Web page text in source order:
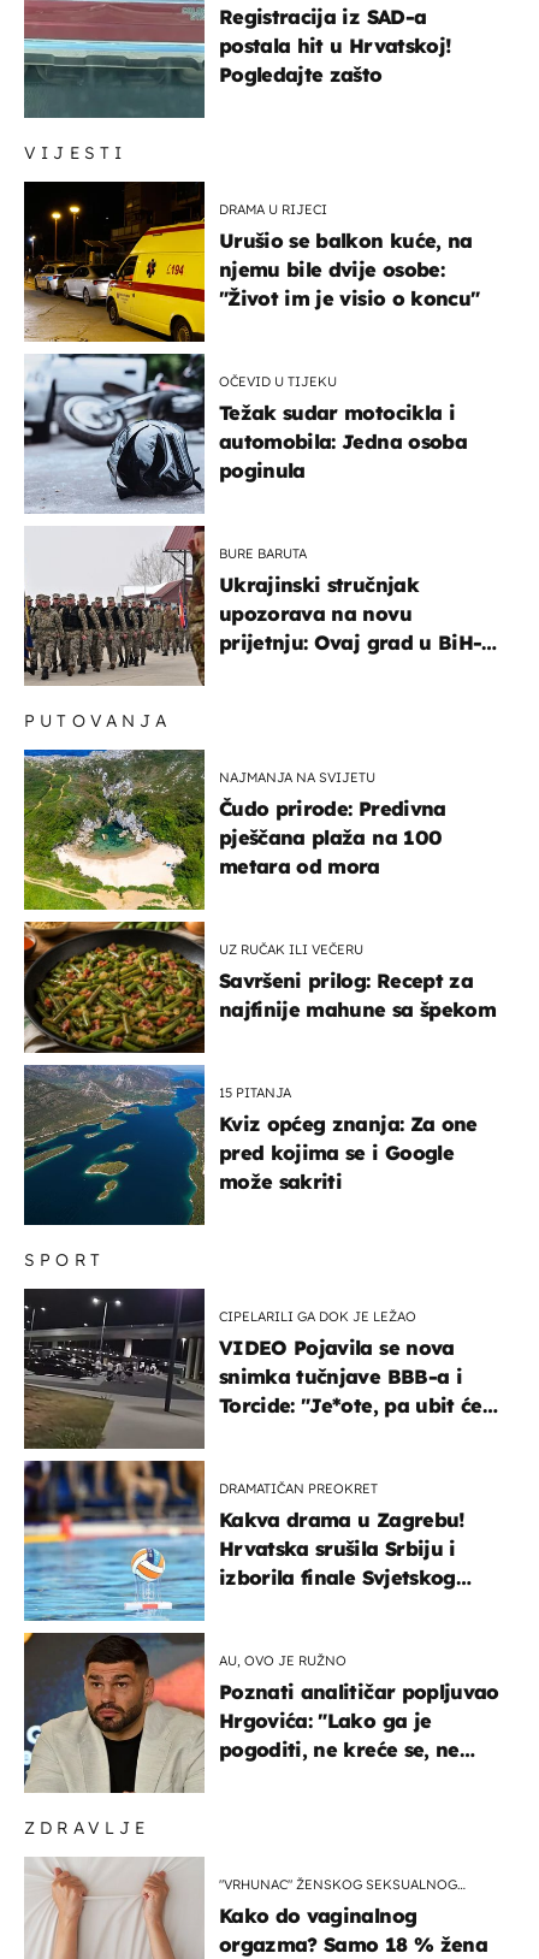
VIJESTI
DRAMA U RIJECI
Urušio se balkon kuće, na
njemu bile dvije osobe:
"Život im je visio o koncu"
OČEVID U TIJEKU
Težak sudar motocikla i
automobila: Jedna osoba
poginula
BURE BARUTA
Ukrajinski stručnjak
upozorava na novu
prijetnju: Ovaj grad u BiH-u
ZDRAVLJE
"VRHUNAC" ŽENSKOG SEKSUALNOG
Kako do vaginalnog
orgazma? Samo 18 % žena
Registracija iz SAD-a
postala hit u Hrvatskoj!
Pogledajte zašto
SPORT
CIPELARILI GA DOK JE LEŽAO
VIDEO Pojavila se nova
snimka tučnjave BBB-a i
Torcide: "Je*ote, pa ubit će
DRAMATIČAN PREOKRET
Kakva drama u Zagrebu!
Hrvatska srušila Srbiju i
izborila finale Svjetskog
AU, OVO JE RUŽNO
Poznati analitičar popljuvao
Hrgovića: "Lako ga je
pogoditi, ne kreće se, ne
PUTOVANJA
NAJMANJA NA SVIJETU
Čudo prirode: Predivna
pješčana plaža na 100
metara od mora
UZ RUČAK ILI VEČERU
Savršeni prilog: Recept za
najfinije mahune sa špekom
15 PITANJA
Kviz općeg znanja: Za one
pred kojima se i Google
može sakriti